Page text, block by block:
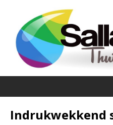
Indrukwekkend